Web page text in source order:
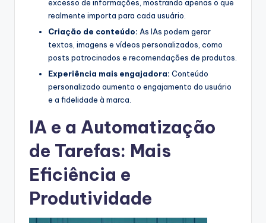
excesso de informações, mostrando apenas o que
realmente importa para cada usuário.
Criação de conteúdo: As IAs podem gerar
textos, imagens e vídeos personalizados, como
posts patrocinados e recomendações de produtos.
Experiência mais engajadora: Conteúdo
personalizado aumenta o engajamento do usuário
e a fidelidade à marca.
IA e a Automatização
de Tarefas: Mais
Eficiência e
Produtividade